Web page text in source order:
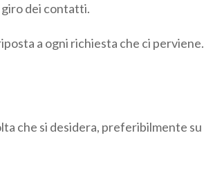
giro dei contatti.
a ogni richiesta che ci perviene.
che si desidera, preferibilmente su